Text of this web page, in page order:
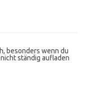
besonders wenn du
ständig aufladen